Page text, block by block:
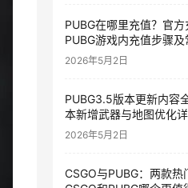
PUBG在哪里充值？官
PUBG游戏内充值步骤
2026年5月2日
PUBG3.5版本更新内容
本新增武器与地图优化
2026年5月2日
CSGO与PUBG：两款